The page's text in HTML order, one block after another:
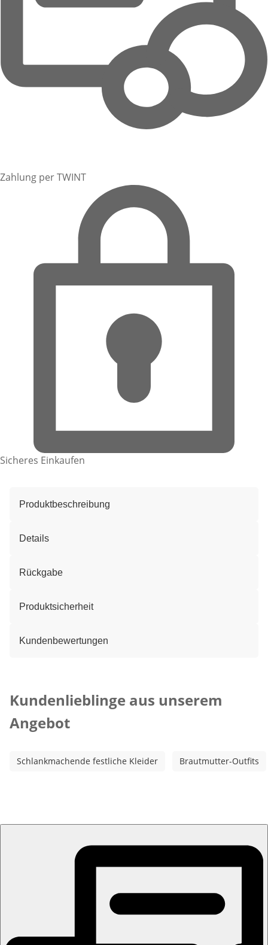
Zahlung per TWINT
Sicheres Einkaufen
Produktbeschreibung
Details
Rückgabe
Produktsicherheit
Kundenbewertungen
Kundenlieblinge aus unserem
Angebot
Schlankmachende festliche Kleider Brautmutter-Outfits